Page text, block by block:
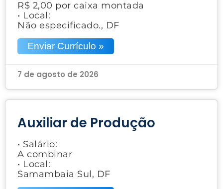
R$ 2,00 por caixa montada
• Local:
Não especificado., DF
Enviar Currículo »
7 de agosto de 2026
Auxiliar de Produção
• Salário:
A combinar
• Local:
Samambaia Sul, DF